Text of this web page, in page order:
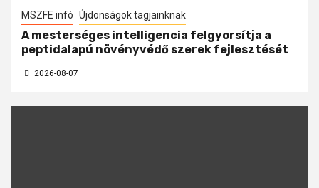
MSZFE infó Újdonságok tagjainknak
A mesterséges intelligencia felgyorsítja a
peptidalapú növényvédő szerek fejlesztését
2026-08-07